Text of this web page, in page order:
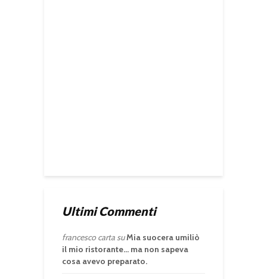
Ultimi Commenti
francesco cartasuMia suocera umiliò
il mio ristorante… ma non sapeva
cosa avevo preparato.